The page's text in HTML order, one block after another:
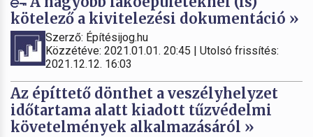
kötelező a kivitelezési dokumentáció »
Szerző: Építésijog.hu
Közzétéve: 2021.01.01. 20:45 | Utolsó frissítés:
2021.12.12. 16:03
Az építtető dönthet a veszélyhelyzet
időtartama alatt kiadott tűzvédelmi
követelmények alkalmazásáról »